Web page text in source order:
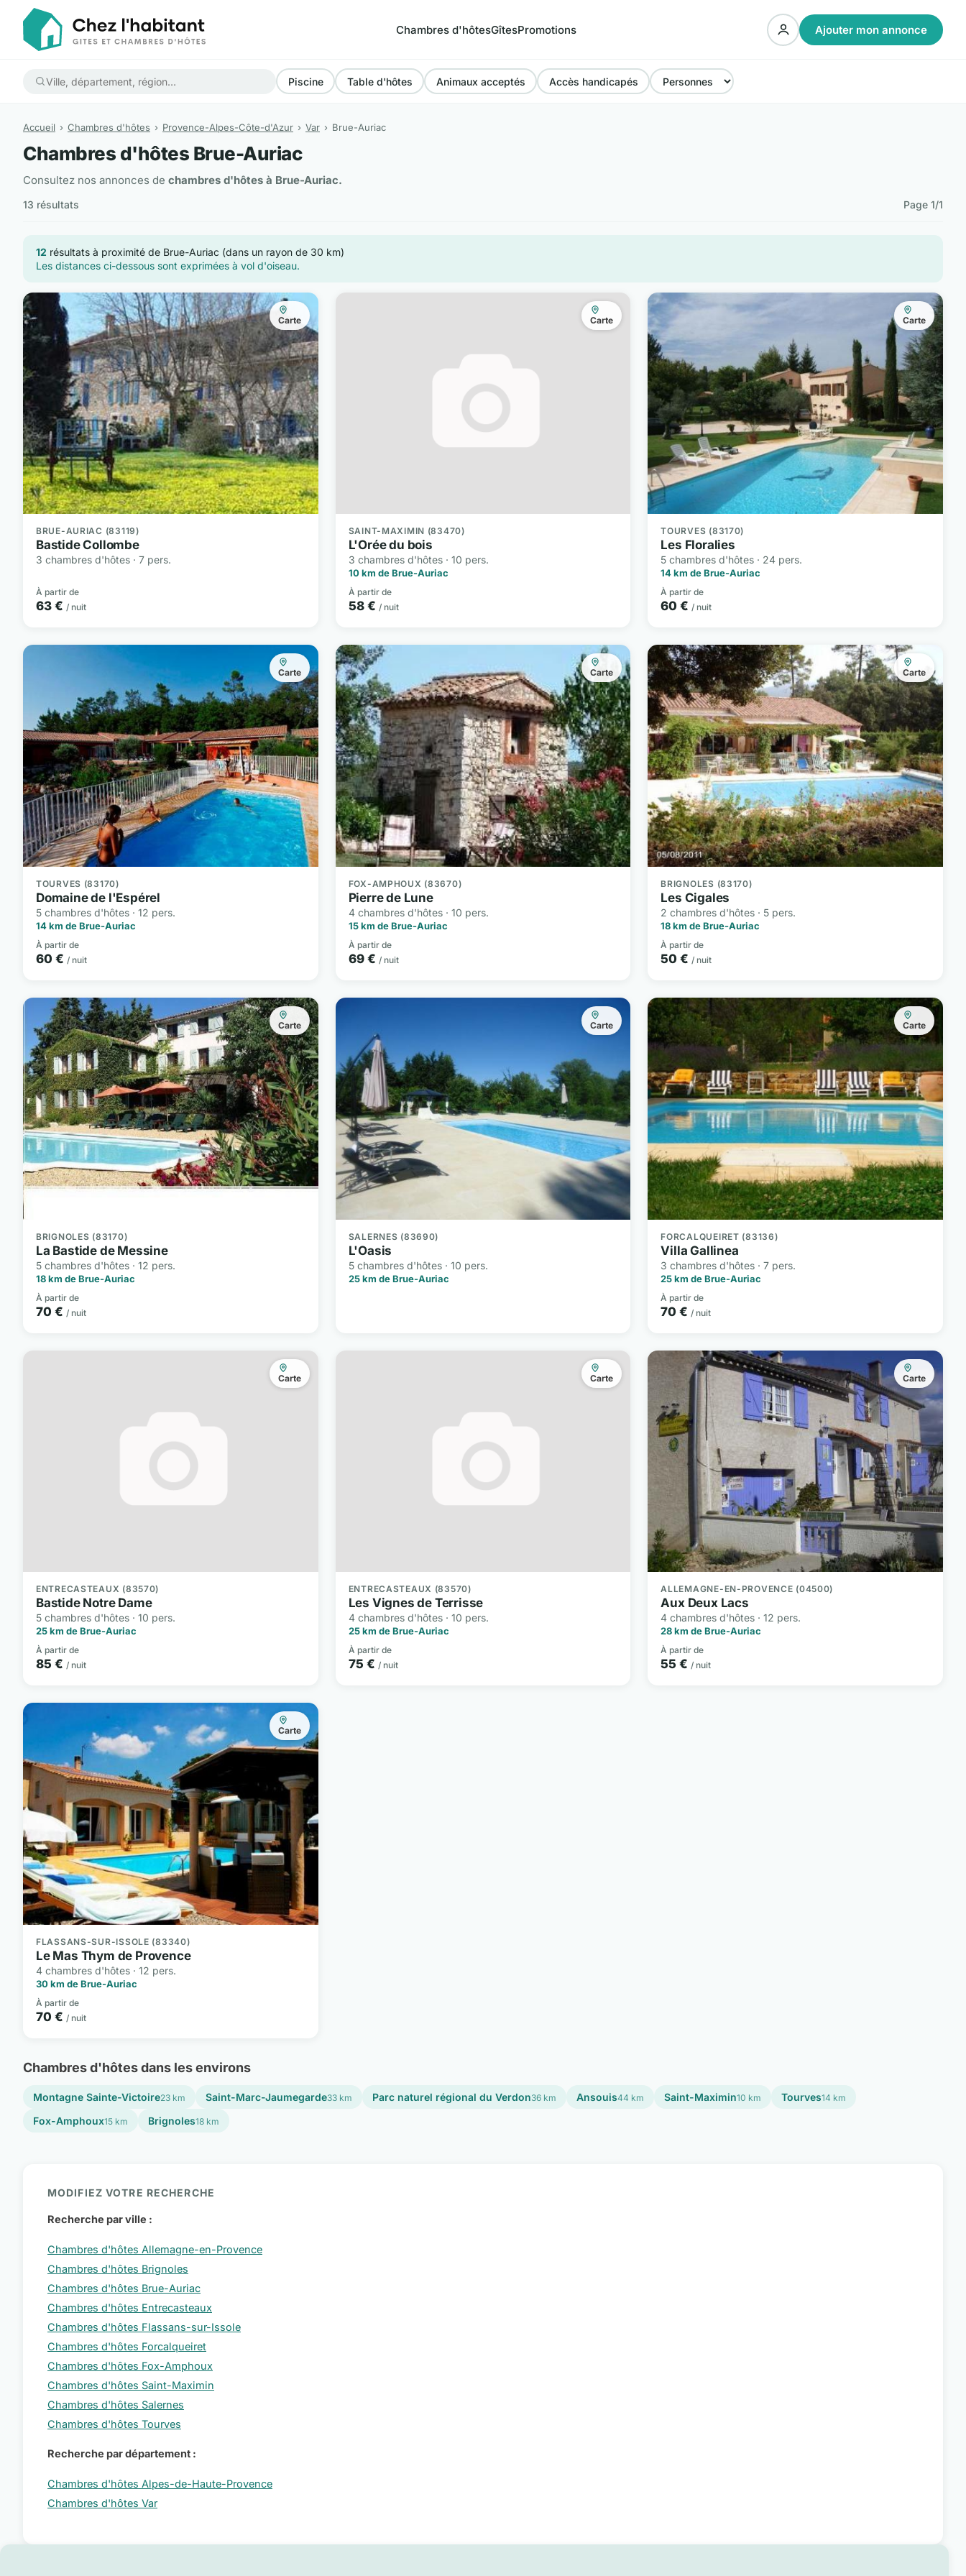
Chambres d'hôtesGîtesPromotions Ajouter mon annonce
Piscine Table d'hôtes Animaux acceptés Accès handicapés
Accueil Chambres d'hôtes Provence-Alpes-Côte-d'Azur Var Brue-Auriac
Chambres d'hôtes Brue-Auriac
Consultez nos annonces de chambres d'hôtes à Brue-Auriac.
13 résultats Page 1/1
12 résultats à proximité de Brue-Auriac (dans un rayon de 30 km)
Les distances ci-dessous sont exprimées à vol d'oiseau.
Carte
BRUE-AURIAC (83119)
Bastide Collombe
3 chambres d'hôtes · 7 pers.
À partir de
63 € / nuit
Carte
SAINT-MAXIMIN (83470)
L'Orée du bois
3 chambres d'hôtes · 10 pers.
10 km de Brue-Auriac
À partir de
58 € / nuit
Carte
TOURVES (83170)
Les Floralies
5 chambres d'hôtes · 24 pers.
14 km de Brue-Auriac
À partir de
60 €/ nuit
Carte
TOURVES (83170)
Domaine de l'Espérel
5 chambres d'hôtes · 12 pers.
14 km de Brue-Auriac
À partir de
60 € / nuit
Carte
FOX-AMPHOUX (83670)
Pierre de Lune
4 chambres d'hôtes · 10 pers.
15 km de Brue-Auriac
À partir de
69 € / nuit
Carte
BRIGNOLES (83170)
Les Cigales
2 chambres d'hôtes · 5 pers.
18 km de Brue-Auriac
À partir de
50 €/ nuit
Carte
BRIGNOLES (83170)
La Bastide de Messine
5 chambres d'hôtes · 12 pers.
18 km de Brue-Auriac
À partir de
70 € / nuit
Carte
SALERNES (83690)
L'Oasis
5 chambres d'hôtes · 10 pers.
25 km de Brue-Auriac
Carte
FORCALQUEIRET (83136)
Villa Gallinea
3 chambres d'hôtes · 7 pers.
25 km de Brue-Auriac
À partir de
70 € / nuit
Carte
ENTRECASTEAUX (83570)
Bastide Notre Dame
5 chambres d'hôtes · 10 pers.
25 km de Brue-Auriac
À partir de
85 € / nuit
Carte
ENTRECASTEAUX (83570)
Les Vignes de Terrisse
4 chambres d'hôtes · 10 pers.
25 km de Brue-Auriac
À partir de
75 € / nuit
Carte
ALLEMAGNE-EN-PROVENCE (04500)
Aux Deux Lacs
4 chambres d'hôtes · 12 pers.
28 km de Brue-Auriac
À partir de
55 €/ nuit
Carte
FLASSANS-SUR-ISSOLE (83340)
Le Mas Thym de Provence
4 chambres d'hôtes · 12 pers.
30 km de Brue-Auriac
À partir de
70 € / nuit
Chambres d'hôtes dans les environs
Montagne Sainte-Victoire23 km Saint-Marc-Jaumegarde33 km Parc naturel régional du Verdon36 km Ansouis44 km Saint-Maximin10 km Tourves14 km
Fox-Amphoux15 km Brignoles18 km
MODIFIEZ VOTRE RECHERCHE
Recherche par ville :
Chambres d'hôtes Allemagne-en-Provence
Chambres d'hôtes Brignoles
Chambres d'hôtes Brue-Auriac
Chambres d'hôtes Entrecasteaux
Chambres d'hôtes Flassans-sur-Issole
Chambres d'hôtes Forcalqueiret
Chambres d'hôtes Fox-Amphoux
Chambres d'hôtes Saint-Maximin
Chambres d'hôtes Salernes
Chambres d'hôtes Tourves
Recherche par département :
Chambres d'hôtes Alpes-de-Haute-Provence
Chambres d'hôtes Var